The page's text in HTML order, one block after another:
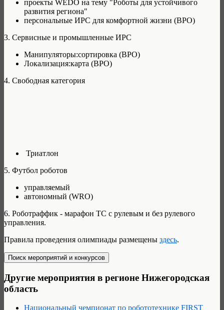
проекты WEDO на тему "Роботы для устойчивого
развития региона"
персональные ИРС для комфортной жизни (ВРО)
3. Сервисные и промышленные ИРС
Манипуляторы:сортировка (ВРО)
Локализация:карта (ВРО)
4. Свободная категория
Триатлон
5. Футбол роботов
управляемый
автономный (WRO)
6. Роботраффик - марафон ТС с рулевым и без рулевого
управления.
Правила проведения олимпиады размещены здесь.
Другие мероприятия в регионе Нижегородская
область
Национальный чемпионат по робототехнике FIRST